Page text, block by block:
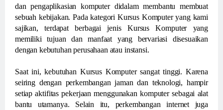
dan pengaplikasian komputer didalam membantu membuat
sebuah kebijakan. Pada kategori Kursus Komputer yang kami
sajikan, terdapat berbagai jenis Kursus Komputer yang
memiliki tujuan dan manfaat yang bervariasi disesuaikan
dengan kebutuhan perusahaan atau instansi.
Saat ini, kebutuhan Kursus Komputer sangat tinggi. Karena
seiring dengan perkembangan jaman dan teknologi, hampir
setiap aktifitas pekerjaan menggunakan komputer sebagai alat
bantu utamanya. Selain itu, perkembangan internet juga